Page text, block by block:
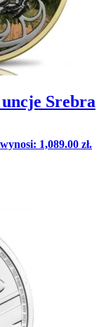
Srebra
1,089.00 zł.